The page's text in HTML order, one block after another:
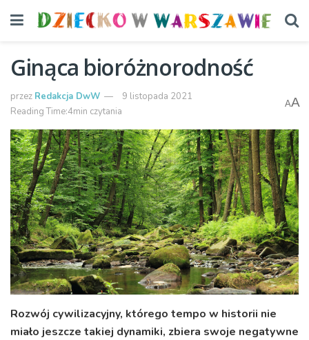
Ginąca bioróżnorodność
przez Redakcja DwW
9 listopada 2021
Reading Time:4min czytania
AA
Rozwój cywilizacyjny, którego tempo w historii nie
miało jeszcze takiej dynamiki, zbiera swoje negatywne